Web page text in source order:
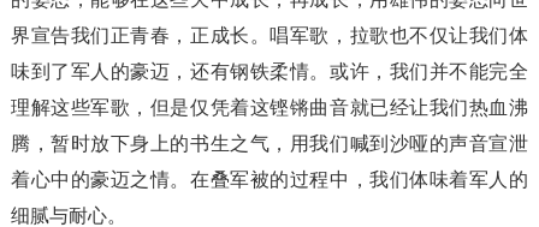
界宣告我们正青春，正成长。唱军歌，拉歌也不仅让我们体
味到了军人的豪迈，还有钢铁柔情。或许，我们并不能完全
理解这些军歌，但是仅凭着这铿锵曲音就已经让我们热血沸
腾，暂时放下身上的书生之气，用我们喊到沙哑的声音宣泄
着心中的豪迈之情。在叠军被的过程中，我们体味着军人的
细腻与耐心。